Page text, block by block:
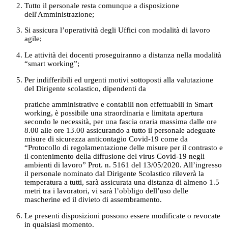
Tutto il personale resta comunque a disposizione
dell'Amministrazione;
Si assicura l’operatività degli Uffici con modalità di lavoro
agile;
Le attività dei docenti proseguiranno a distanza nella modalità
“smart working”;
Per indifferibili ed urgenti motivi sottoposti alla valutazione
del Dirigente scolastico, dipendenti da
pratiche amministrative e contabili non effettuabili in Smart
working, è possibile una straordinaria e limitata apertura
secondo le necessità, per una fascia oraria massima dalle ore
8.00 alle ore 13.00 assicurando a tutto il personale adeguate
misure di sicurezza anticontagio Covid-19 come da
“Protocollo di regolamentazione delle misure per il contrasto e
il contenimento della diffusione del virus Covid-19 negli
ambienti di lavoro” Prot. n. 5161 del 13/05/2020. All’ingresso
il personale nominato dal Dirigente Scolastico rileverà la
temperatura a tutti, sarà assicurata una distanza di almeno 1.5
metri tra i lavoratori, vi sarà l’obbligo dell’uso delle
mascherine ed il divieto di assembramento.
Le presenti disposizioni possono essere modificate o revocate
in qualsiasi momento.